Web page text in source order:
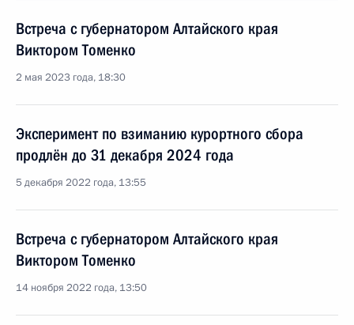
Встреча с губернатором Алтайского края
Виктором Томенко
2 мая 2023 года, 18:30
Эксперимент по взиманию курортного сбора
продлён до 31 декабря 2024 года
5 декабря 2022 года, 13:55
Встреча с губернатором Алтайского края
Виктором Томенко
14 ноября 2022 года, 13:50